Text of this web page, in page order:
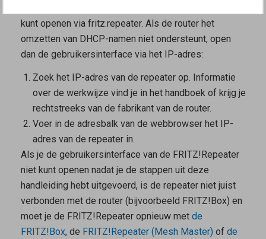
kunt openen via fritz.repeater. Als de router het
omzetten van DHCP-namen niet ondersteunt, open
dan de gebruikersinterface via het IP-adres:
Zoek het IP-adres van de repeater op. Informatie
over de werkwijze vind je in het handboek of krijg je
rechtstreeks van de fabrikant van de router.
Voer in de adresbalk van de webbrowser het IP-
adres van de repeater in.
Als je de gebruikersinterface van de FRITZ!Repeater
niet kunt openen nadat je de stappen uit deze
handleiding hebt uitgevoerd, is de repeater niet juist
verbonden met de router (bijvoorbeeld FRITZ!Box) en
moet je de FRITZ!Repeater opnieuw met de
FRITZ!Box, de FRITZ!Repeater (Mesh Master) of de